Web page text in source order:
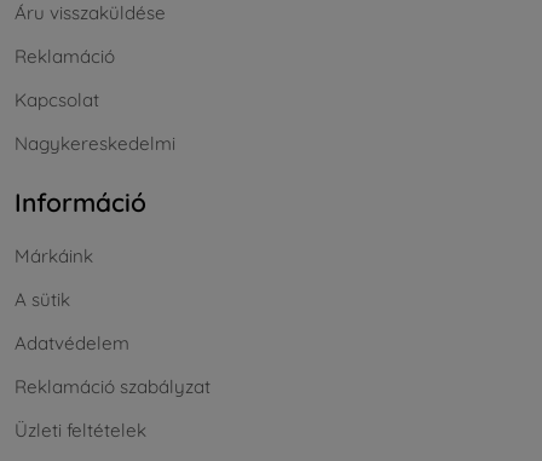
Áru visszaküldése
Reklamáció
Kapcsolat
Nagykereskedelmi
Információ
Márkáink
A sütik
Adatvédelem
Reklamáció szabályzat
Üzleti feltételek